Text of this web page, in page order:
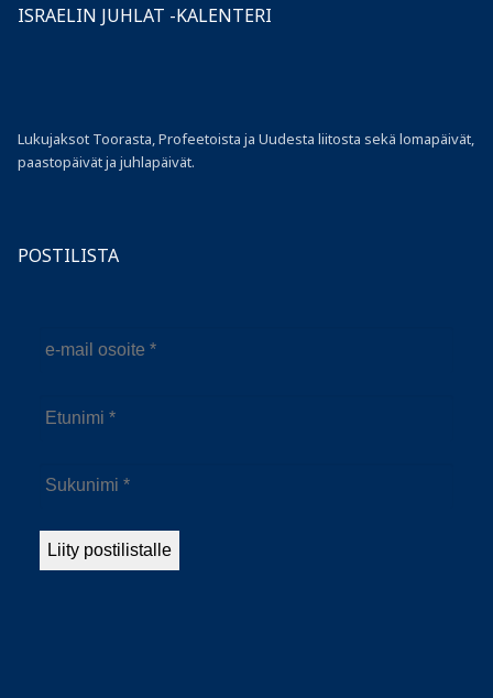
ISRAELIN JUHLAT -KALENTERI
Lukujaksot Toorasta, Profeetoista ja Uudesta liitosta sekä lomapäivät,
paastopäivät ja juhlapäivät.
POSTILISTA